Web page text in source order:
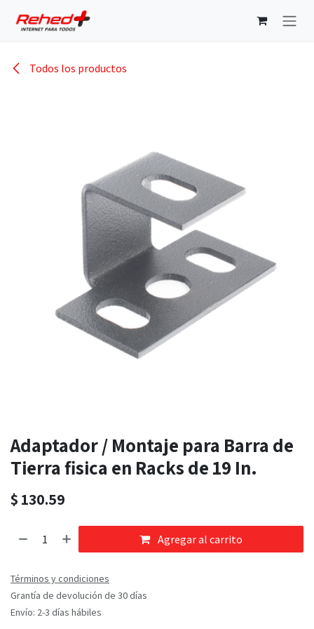
Todos los productos
Adaptador / Montaje para Barra de
Tierra fisica en Racks de 19 In.
$ 130.59
Agregar al carrito
Términos y condiciones
Grantía de devolución de 30 días
Envío: 2-3 días hábiles